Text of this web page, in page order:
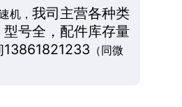
机， 我司主营各种类
号全，配件库存量
13861821233 （同微